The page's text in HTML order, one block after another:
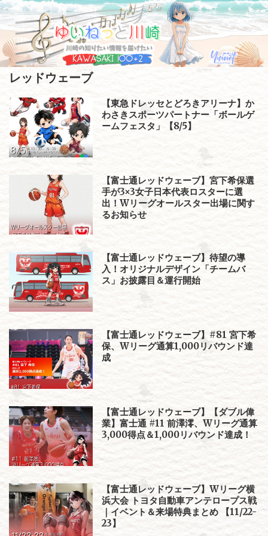
Skip
content
レッドウェーブ
【東急ドレッセとどろきアリーナ】か
わさきスポーツパートナー「ボールゲ
ームフェスタ」【8/5】
【富士通レッドウェーブ】宮下希保選
手が3×3女子日本代表ロスターに選
出！Wリーグオールスター出場に関す
るお知らせ
【富士通レッドウェーブ】待望の導
入！オリジナルデザイン「チームバ
ス」お披露目＆運行開始
【富士通レッドウェーブ】#81 宮下希
保、Wリーグ通算1,000リバウンド達
成
【富士通レッドウェーブ】【ダブル偉
業】富士通 #11 前澤澪、Wリーグ通算
3,000得点＆1,000リバウンド達成！
【富士通レッドウェーブ】Wリーグ横
浜大会 トヨタ自動車アンテロープス戦
｜イベント＆来場特典まとめ 【11/22-
23】